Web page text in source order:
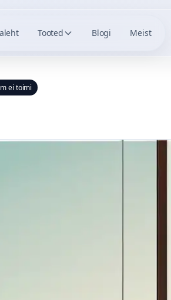
Tooted Blogi Meist
ei toimi